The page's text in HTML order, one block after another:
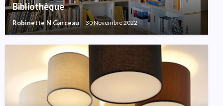
Bibliothèque
Robinette N Garceau 30 Novembre 2022